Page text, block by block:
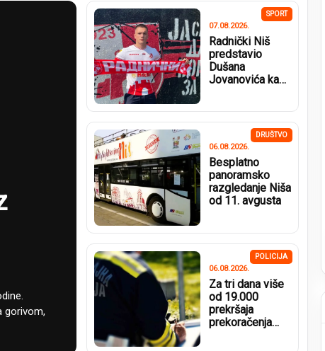
gorivom,
SPORT
07.08.2026.
Radnički Niš
predstavio
Dušana
Jovanovića kao
DRUŠTVO
06.08.2026.
Besplatno
panoramsko
razgledanje Niša
od 11. avgusta
POLICIJA
06.08.2026.
Za tri dana više
od 19.000
prekršaja
prekoračenja